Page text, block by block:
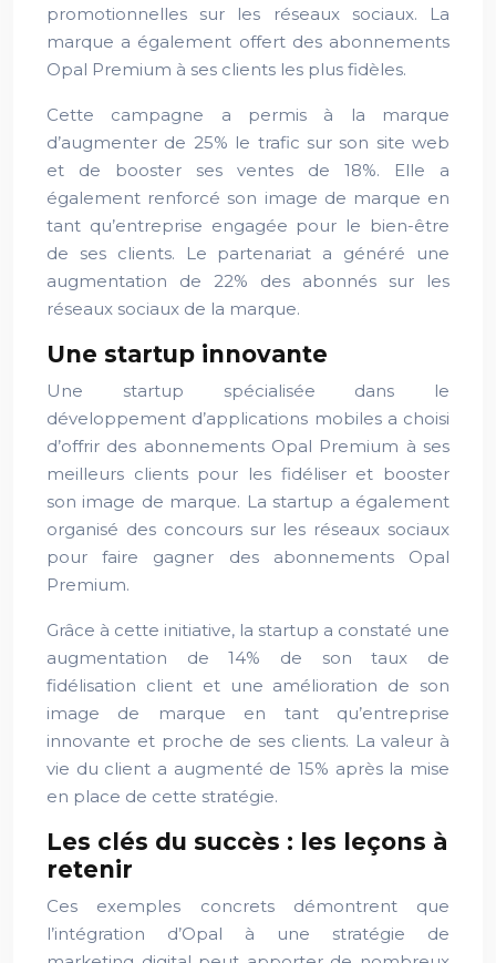
promotionnelles sur les réseaux sociaux. La
marque a également offert des abonnements
Opal Premium à ses clients les plus fidèles.
Cette campagne a permis à la marque
d’augmenter de 25% le trafic sur son site web
et de booster ses ventes de 18%. Elle a
également renforcé son image de marque en
tant qu’entreprise engagée pour le bien-être
de ses clients. Le partenariat a généré une
augmentation de 22% des abonnés sur les
réseaux sociaux de la marque.
Une startup innovante
Une startup spécialisée dans le
développement d’applications mobiles a choisi
d’offrir des abonnements Opal Premium à ses
meilleurs clients pour les fidéliser et booster
son image de marque. La startup a également
organisé des concours sur les réseaux sociaux
pour faire gagner des abonnements Opal
Premium.
Grâce à cette initiative, la startup a constaté une
augmentation de 14% de son taux de
fidélisation client et une amélioration de son
image de marque en tant qu’entreprise
innovante et proche de ses clients. La valeur à
vie du client a augmenté de 15% après la mise
en place de cette stratégie.
Les clés du succès : les leçons à
retenir
Ces exemples concrets démontrent que
l’intégration d’Opal à une stratégie de